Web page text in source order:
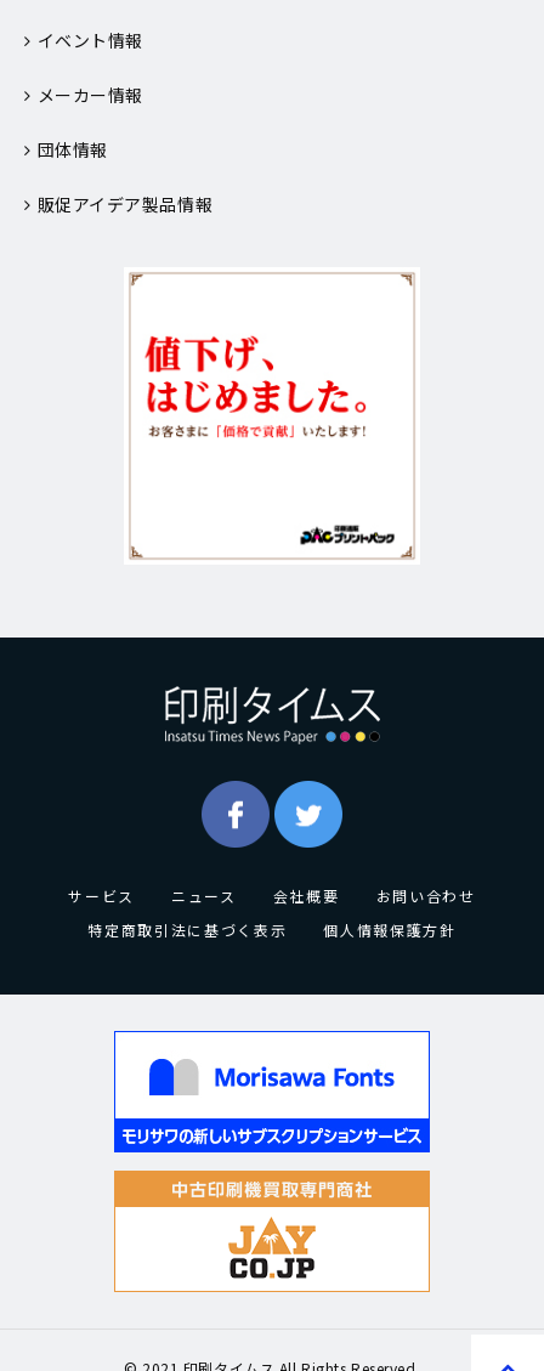
イベント情報
メーカー情報
団体情報
販促アイデア製品情報
サービス ニュース 会社概要
お問い合わせ
特定商取引法に基づく表示
個人情報保護方針